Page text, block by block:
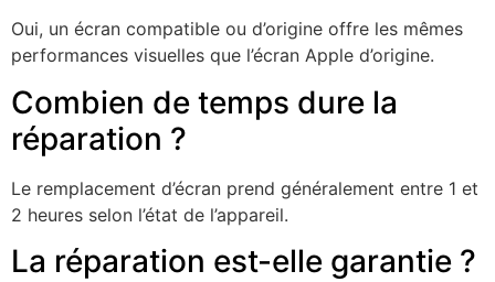
Oui, un écran compatible ou d’origine offre les mêmes
performances visuelles que l’écran Apple d’origine.
Combien de temps dure la
réparation ?
Le remplacement d’écran prend généralement entre 1 et
2 heures selon l’état de l’appareil.
La réparation est-elle garantie ?